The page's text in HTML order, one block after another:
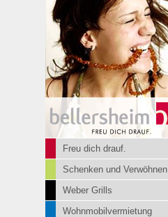
Freu dich drauf.
Schenken und Verwöhnen
Weber Grills
Wohnmobilvermietung